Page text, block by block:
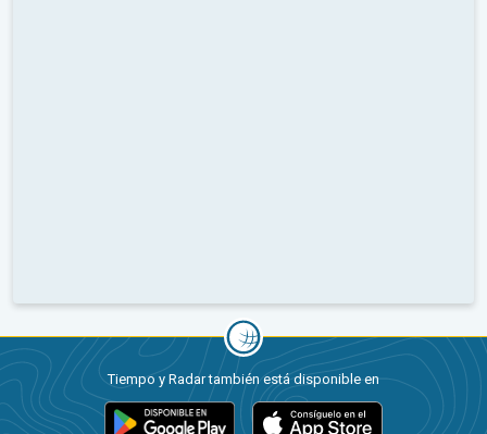
Tiempo y Radar también está disponible en